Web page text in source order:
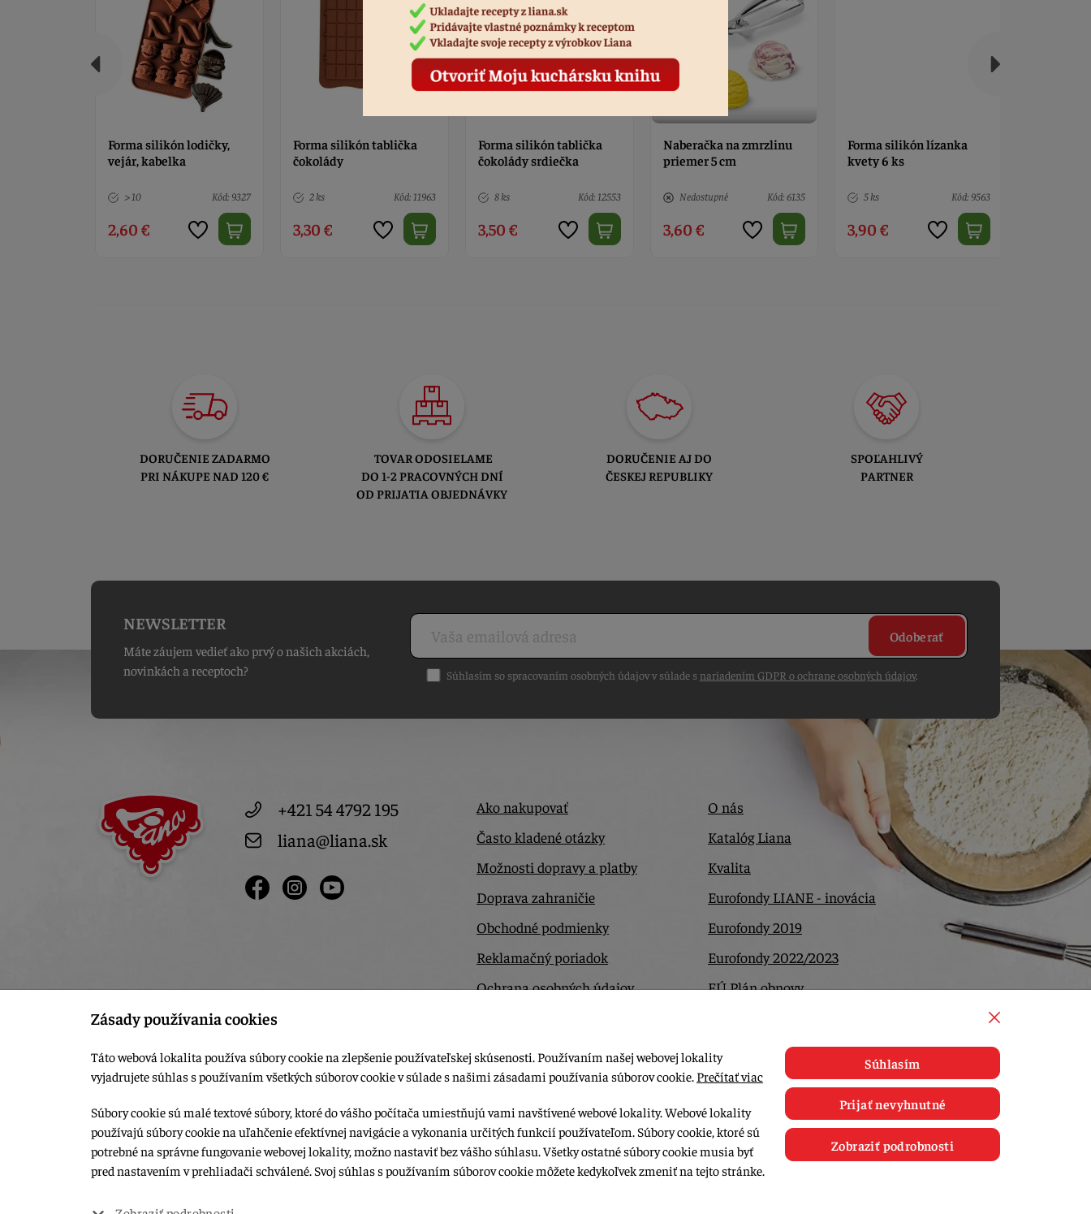
Forma silikón lodičky,
vejár, kabelka
> 10 Kód: 9327
2,60 €
Forma silikón tablička
čokolády
2 ks Kód: 11963
3,30 €
Forma silikón tablička
čokolády srdiečka
8 ks Kód: 12553
3,50 €
Naberačka na zmrzlinu
priemer 5 cm
Nedostupné Kód: 6135
3,60 €
Forma silikón lízanka
kvety 6 ks
5 ks Kód: 9563
3,90 €
DORUČENIE ZADARMO
PRI NÁKUPE NAD 120 €
TOVAR ODOSIELAME
DO 1-2 PRACOVNÝCH DNÍ
OD PRIJATIA OBJEDNÁVKY
DORUČENIE AJ DO
ČESKEJ REPUBLIKY
SPOĽAHLIVÝ
PARTNER
NEWSLETTER
Máte záujem vedieť ako prvý o našich akciách,
novinkách a receptoch?
Odoberať
Súhlasím so spracovaním osobných údajov v súlade snariadením GDPR o ochrane osobných údajov.
+421 54 4792 195
liana@liana.sk
Ako nakupovať
Často kladené otázky
Možnosti dopravy a platby
Doprava zahraničie
Obchodné podmienky
Reklamačný poriadok
Ochrana osobných údajov
O nás
Katalóg Liana
Kvalita
Eurofondy LIANE - inovácia
Eurofondy 2019
Eurofondy 2022/2023
EÚ Plán obnovy
© 2015-2026, LIANA GOLIAŠ s.r.o. všetky práva vyhradené.
Upraviť nastavenia Cookies
Zásady používania cookies
Táto webová lokalita používa súbory cookie na zlepšenie používateľskej skúsenosti. Používaním našej webovej lokality
vyjadrujete súhlas s používaním všetkých súborov cookie v súlade s našimi zásadami používania súborov cookie. Prečítať viac
Súbory cookie sú malé textové súbory, ktoré do vášho počítača umiestňujú vami navštívené webové lokality. Webové lokality
používajú súbory cookie na uľahčenie efektívnej navigácie a vykonania určitých funkcií používateľom. Súbory cookie, ktoré sú
potrebné na správne fungovanie webovej lokality, možno nastaviť bez vášho súhlasu. Všetky ostatné súbory cookie musia byť
pred nastavením v prehliadači schválené. Svoj súhlas s používaním súborov cookie môžete kedykoľvek zmeniť na tejto stránke.
Súhlasím
Prijať nevyhnutné
Zobraziť podrobnosti